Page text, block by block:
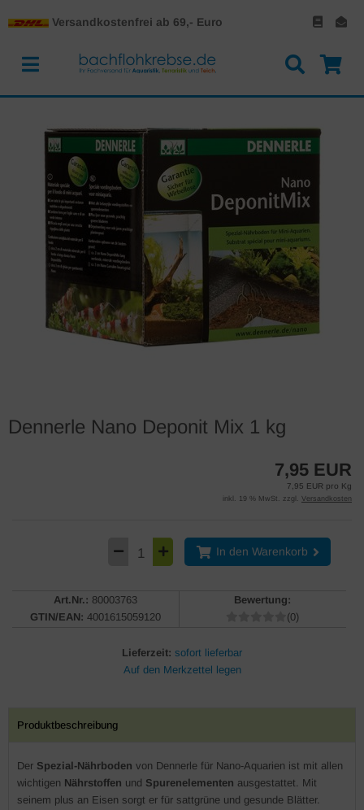
Versandkostenfrei ab 69,- Euro
Dennerle Nano Deponit Mix 1 kg
7,95 EUR
7,95 EUR pro Kg
inkl. 19 % MwSt. zzgl. Versandkosten
In den Warenkorb
Art.Nr.: 80003763
GTIN/EAN: 4001615059120
Bewertung:
(0)
Lieferzeit: sofort lieferbar
Produktbeschreibung
Der Spezial-Nährboden von Dennerle für Nano-Aquarien ist mit allen
wichtigen Nährstoffen und Spurenelementen ausgestattet. Mit
seinem plus an Eisen sorgt er für sattgrüne und gesunde Blätter.